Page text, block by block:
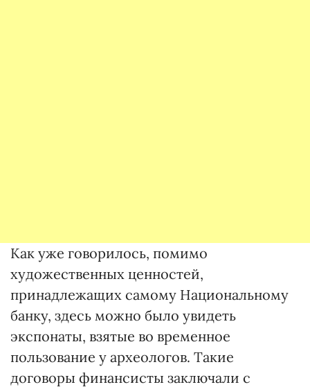
Как уже говорилось, помимо
художественных ценностей,
принадлежащих самому Национальному
банку, здесь можно было увидеть
экспонаты, взятые во временное
пользование у археологов. Такие
договоры финансисты заключали с